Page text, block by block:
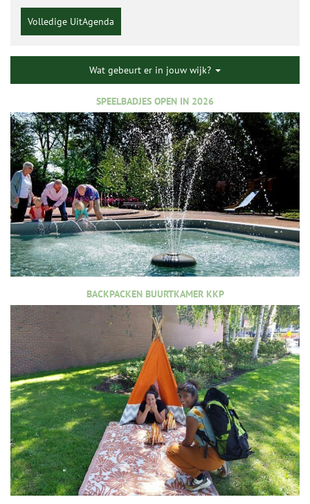
Volledige UitAgenda
Wat gebeurt er in jouw wijk?
SPEELBADJES OPEN IN 2026
BACKPACKEN BUURTKAMER KKP